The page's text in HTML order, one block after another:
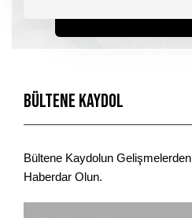
Bültene Kaydol
Bültene Kaydolun Gelişmelerden
Haberdar Olun.